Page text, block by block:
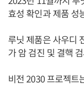
효성 확인과 제품 성
루닛 제품은 사우디
가 암 검진 및 결핵
비전 2030 프로젝트